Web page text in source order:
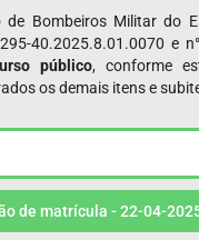
Bombeiros Militar do
40.2025.8.01.0070 e
público, conforme
os demais itens e
de matrícula - 22-04-